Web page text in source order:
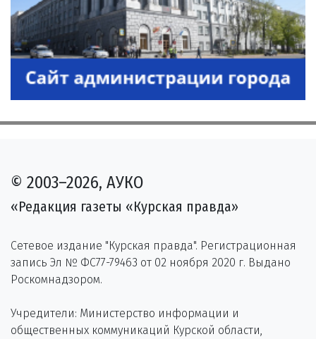
© 2003–2026, АУКО
«Редакция газеты «Курская правда»
Сетевое издание "Курская правда". Регистрационная
запись Эл № ФС77-79463 от 02 ноября 2020 г. Выдано
Роскомнадзором.
Учредители: Министерство информации и
общественных коммуникаций Курской области,